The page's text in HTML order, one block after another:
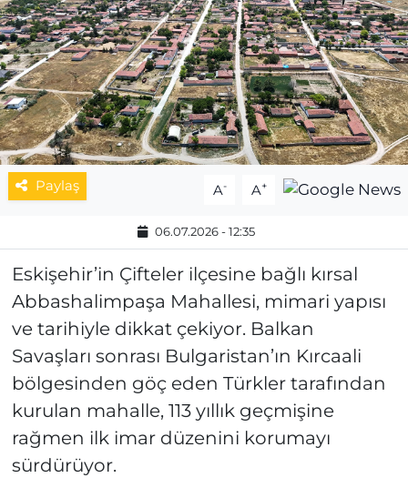
Paylaş A- A+
06.07.2026 - 12:35
Eskişehir’in Çifteler ilçesine bağlı kırsal
Abbashalimpaşa Mahallesi, mimari yapısı
ve tarihiyle dikkat çekiyor. Balkan
Savaşları sonrası Bulgaristan’ın Kırcaali
bölgesinden göç eden Türkler tarafından
kurulan mahalle, 113 yıllık geçmişine
rağmen ilk imar düzenini korumayı
sürdürüyor.
ESKİŞEHİRSPOR